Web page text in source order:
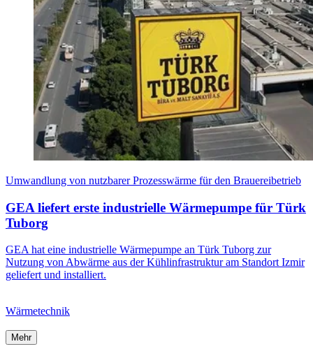
Umwandlung von nutzbarer Prozesswärme für den Brauereibetrieb
GEA liefert erste industrielle Wärmepumpe für Türk
Tuborg
GEA hat eine industrielle Wärmepumpe an Türk Tuborg zur
Nutzung von Abwärme aus der Kühlinfrastruktur am Standort Izmir
geliefert und installiert.
Wärmetechnik
Mehr